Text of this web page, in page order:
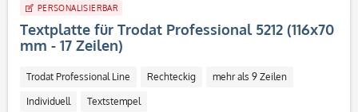
PERSONALISIERBAR
Textplatte für Trodat Professional 5212 (116x70
mm - 17 Zeilen)
Trodat Professional Line Rechteckig mehr als 9 Zeilen
Individuell Textstempel